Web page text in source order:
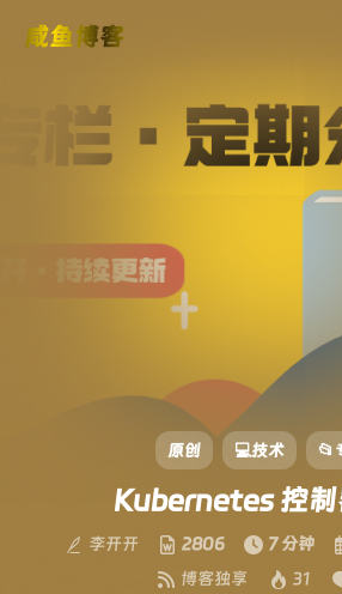
咸鱼博客
原创 💻技术 📂
Kubernetes 控制
李开开 2806 7 分钟
博客独享
31